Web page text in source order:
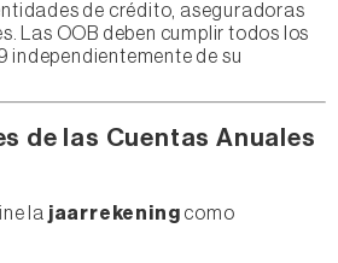
de crédito, aseguradoras
Las OOB deben cumplir todos los
independientemente de su
de las Cuentas Anuales
la jaarrekening como